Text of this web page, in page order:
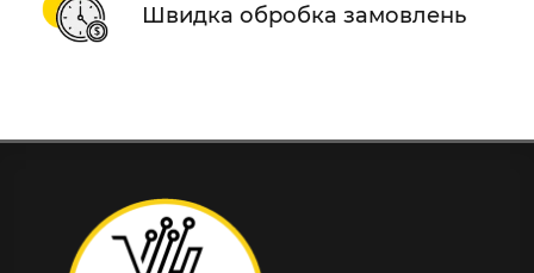
Швидка обробка замовлень